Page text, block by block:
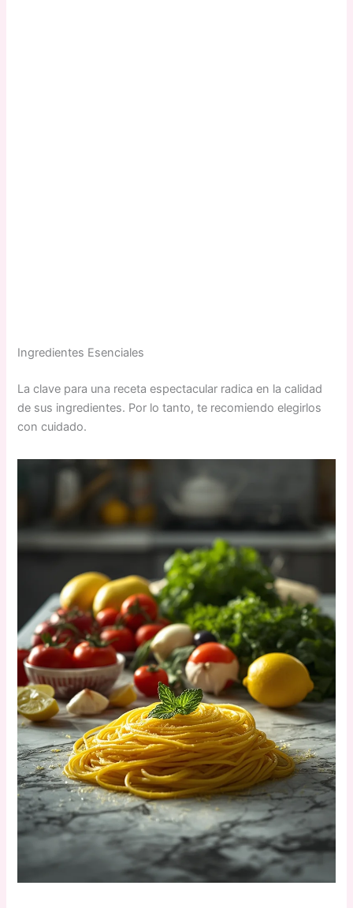
Ingredientes Esenciales
La clave para una receta espectacular radica en la calidad
de sus ingredientes. Por lo tanto, te recomiendo elegirlos
con cuidado.